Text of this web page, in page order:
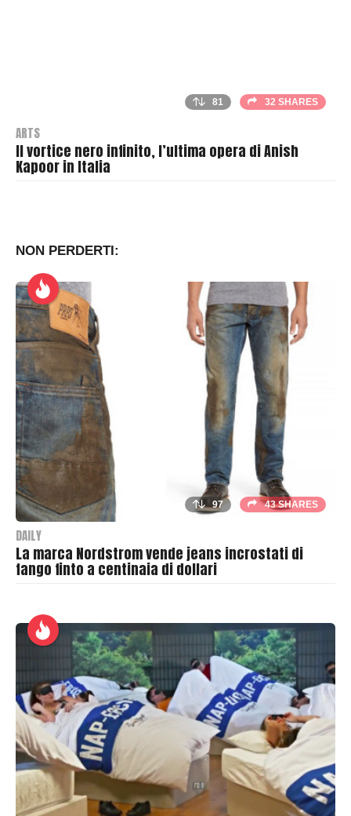
81 32 SHARES
ARTS
Il vortice nero infinito, l’ultima opera di Anish
Kapoor in Italia
h
a
s
h
e
r
NON PERDERTI:
97 43 SHARES
DAILY
La marca Nordstrom vende jeans incrostati di
fango finto a centinaia di dollari
T
s
h
e
r